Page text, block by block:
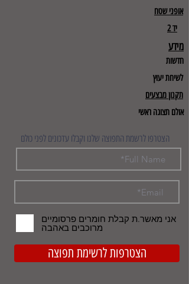
אופני שטח
יד 2
מידע
חדשות
לשיחת יעוץ
תקנון מבצעים
אולם תצוגה ראשי
הצטרפו לרשמת התפוצה שלנו וקבלו עדכונים לפני כולם
אני מאשר.ת קבלת חומרים פרסומיים
מרוכבים באהבה
הצטרפות לרשימת תפוצה